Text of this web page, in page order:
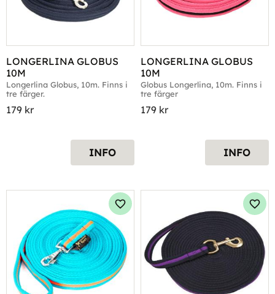
LONGERLINA GLOBUS
10M
Longerlina Globus, 10m. Finns i
tre färger.
179 kr
INFO
LONGERLINA GLOBUS
10M
Globus Longerlina, 10m. Finns i
tre färger
179 kr
INFO
Lägg till i favoriter